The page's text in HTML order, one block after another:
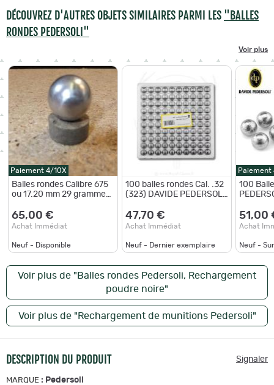
DÉCOUVREZ D'AUTRES OBJETS SIMILAIRES PARMI LES "BALLES
RONDES PEDERSOLI"
Voir plus
Paiement 4/10X
Balles rondes Calibre 675
ou 17.20 mm 29 grammes
unités
65,00 €
Achat Immédiat
Neuf - Disponible
100 balles rondes Cal. .32
(323) DAVIDE PEDERSOLI
47,70 €
Achat Immédiat
Neuf - Dernier exemplaire
Paiement
100
51,00
Achat
Neuf -
Voir plus de "Balles rondes Pedersoli, Rechargement
poudre noire"
Voir plus de "Rechargement de munitions Pedersoli"
DESCRIPTION DU PRODUIT Signaler
MARQUE : Pedersoli